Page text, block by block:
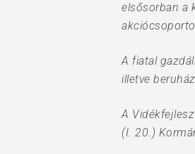
elsősorban a
A fiatal
illetve
A
(I. 20.)